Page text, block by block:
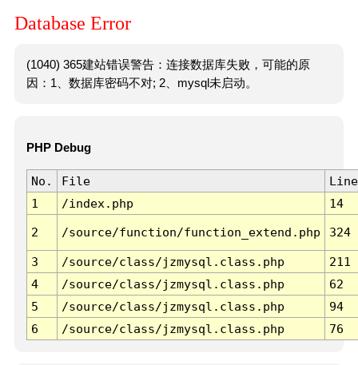
Database Error
(1040) 365建站错误警告：连接数据库失败，可能的原
因：1、数据库密码不对; 2、mysql未启动。
PHP Debug
No. File
Line
1
/index.php 14
2 /source/function/function_extend.php 324
3 /source/class/jzmysql.class.php
211
4
/source/class/jzmysql.class.php
62
5
/source/class/jzmysql.class.php
94
6
/source/class/jzmysql.class.php 76